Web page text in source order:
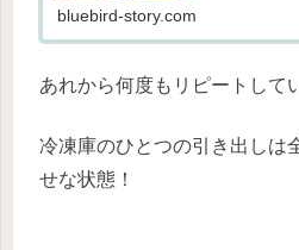
bluebird-story.com
あれから何度もリピートして
冷凍庫のひとつの引き出し
せな状態！